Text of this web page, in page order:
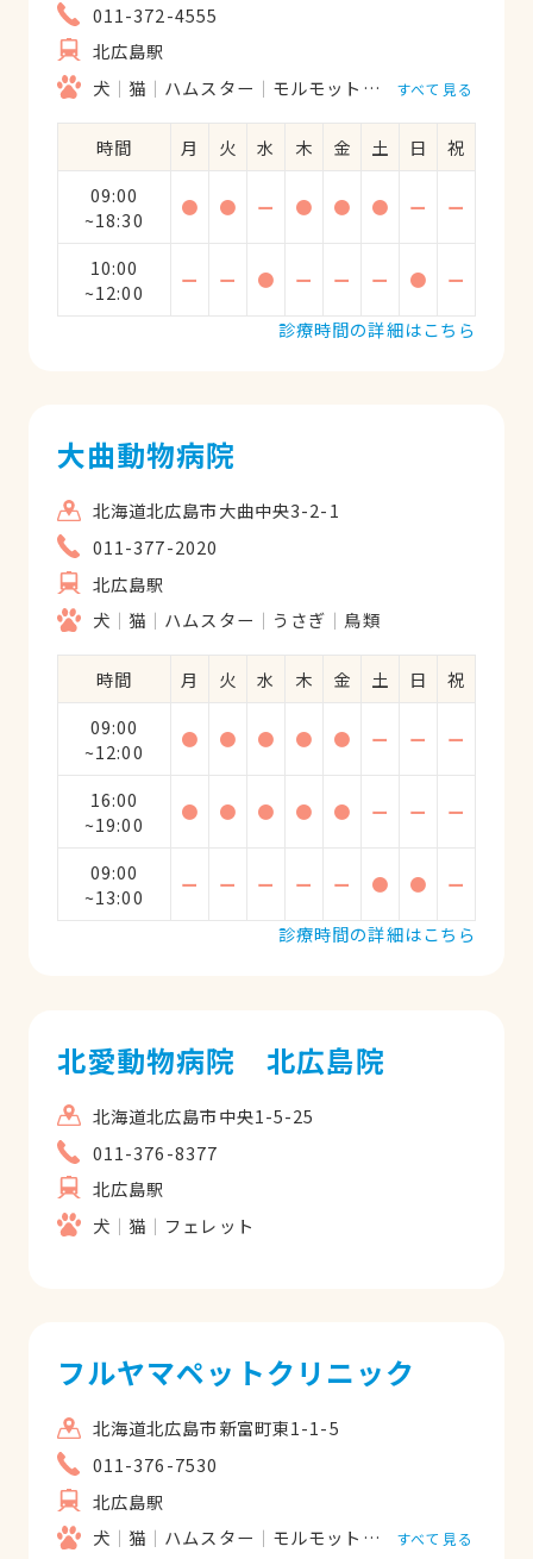
011-372-4555
北広島駅
犬
猫 ハムスター モルモット うさぎ 鳥類
すべて見る
時間 月 火 水 木 金 土 日
祝
09:00
~18:30
● ● ー ● ● ● ー ー
10:00
~12:00
ー ー ● ー ー ー ●
ー
診療時間の詳細はこちら
大曲動物病院
北海道北広島市大曲中央3-2-1
011-377-2020
北広島駅
犬
猫 ハムスター うさぎ 鳥類
時間 月 火 水 木 金 土 日
祝
09:00
~12:00
● ● ● ● ● ー ー ー
16:00
~19:00
● ● ● ● ● ー ー ー
09:00
~13:00
ー ー ー ー ー ● ●
ー
診療時間の詳細はこちら
北愛動物病院 北広島院
北海道北広島市中央1-5-25
011-376-8377
北広島駅
犬
猫 フェレット
フルヤマペットクリニック
北海道北広島市新富町東1-1-5
011-376-7530
北広島駅
犬
猫 ハムスター モルモット フェレット
すべて見る